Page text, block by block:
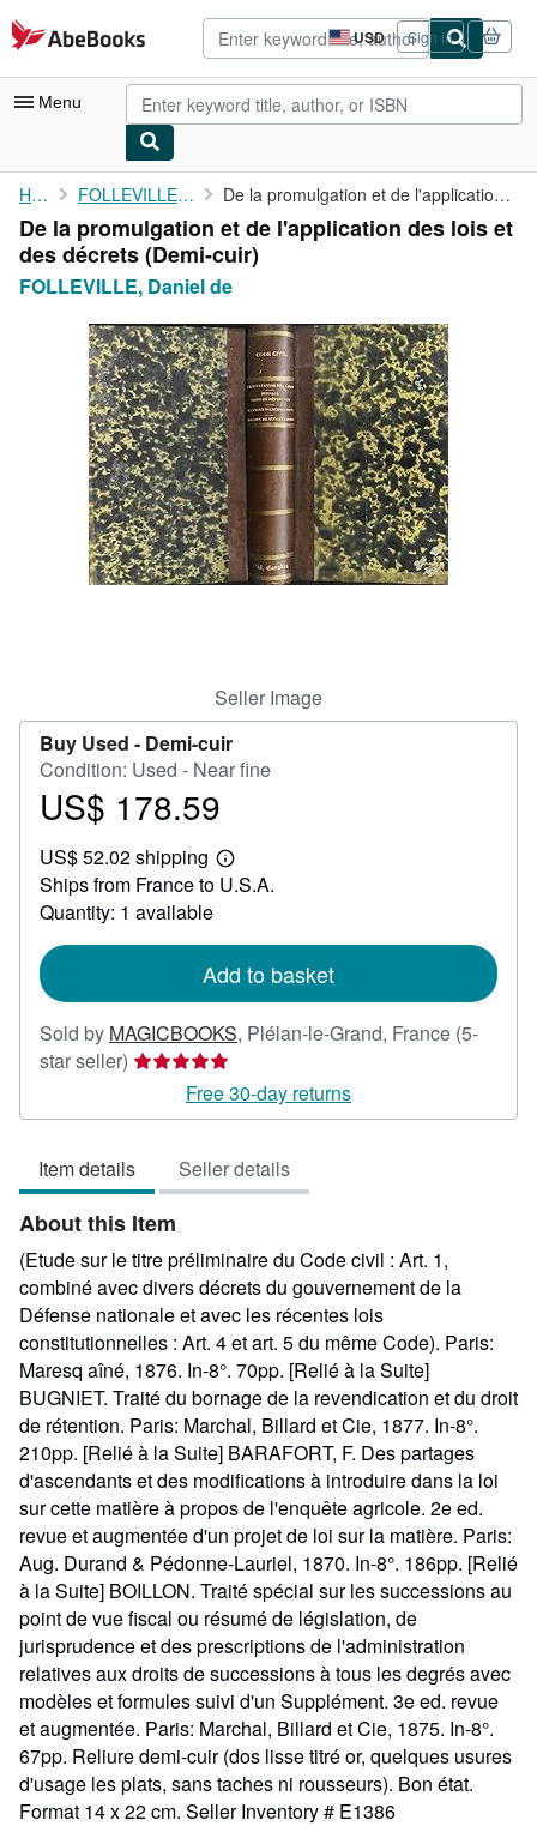
Skip to main content
AbeBooks.com USD
Site
shopping
preferences
Sign in
Menu
My Account
My Purchases
Advanced Search
Browse Collections
Rare Books
Art & Collectibles
Textbooks
Start Selling
Home FOLLEVILLE, Daniel de De la promulgation et de l'application des lois et des décrets
De la promulgation et de l'application des lois et
des décrets (Demi-cuir)
FOLLEVILLE, Daniel de
Seller Image
Buy Used - Demi-cuir
Condition: Used - Near fine
Price
178.59
US$ 178.59
US$ 52.02 shipping
Learn
more
Ships from France to U.S.A.
Quantity: 1 available
Add to basket
Sold by MAGICBOOKS, Plélan-le-Grand, France (5-
star seller) Seller
5
of
5
stars
Free 30-day returns
Item details Seller details
About this Item
(Etude sur le titre préliminaire du Code civil : Art. 1,
combiné avec divers décrets du gouvernement de la
Défense nationale et avec les récentes lois
constitutionnelles : Art. 4 et art. 5 du même Code). Paris:
Maresq aîné, 1876. In-8°. 70pp. [Relié à la Suite]
BUGNIET. Traité du bornage de la revendication et du droit
de rétention. Paris: Marchal, Billard et Cie, 1877. In-8°.
210pp. [Relié à la Suite] BARAFORT, F. Des partages
d'ascendants et des modifications à introduire dans la loi
sur cette matière à propos de l'enquête agricole. 2e ed.
revue et augmentée d'un projet de loi sur la matière. Paris:
Aug. Durand & Pédonne-Lauriel, 1870. In-8°. 186pp. [Relié
à la Suite] BOILLON. Traité spécial sur les successions au
point de vue fiscal ou résumé de législation, de
jurisprudence et des prescriptions de l'administration
relatives aux droits de successions à tous les degrés avec
modèles et formules suivi d'un Supplément. 3e ed. revue
et augmentée. Paris: Marchal, Billard et Cie, 1875. In-8°.
67pp. Reliure demi-cuir (dos lisse titré or, quelques usures
d'usage les plats, sans taches ni rousseurs). Bon état.
Format 14 x 22 cm. Seller Inventory # E1386